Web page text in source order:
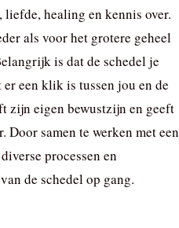
liefde, healing en kennis over.
als voor het grotere geheel
is dat de schedel je
een klik is tussen jou en de
zijn eigen bewustzijn en geeft
samen te werken met een
processen en
de schedel op gang.